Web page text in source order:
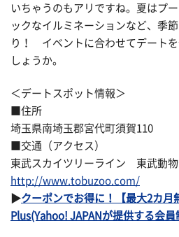
いちゃうのもアリですね。夏はプ
ックなイルミネーションなど、季
り！ イベントに合わせてデート
しょうか。
＜デートスポット情報＞
■住所
埼玉県南埼玉郡宮代町須賀110
■交通（アクセス）
東武スカイツリーライン 東武動
http://www.tobuzoo.com/
▶クーポンでお得に！【最大2カ月
Plus(Yahoo! JAPANが提供する会員